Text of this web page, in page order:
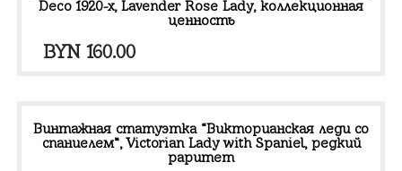
Deco 1920-х, Lavender Rose Lady, коллекционная
ценность
BYN 160.00
Винтажная статуэтка “Викторианская леди со
спаниелем”, Victorian Lady with Spaniel, редкий
раритет